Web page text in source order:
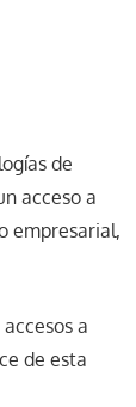
de
acceso a
empresarial,
a
de esta